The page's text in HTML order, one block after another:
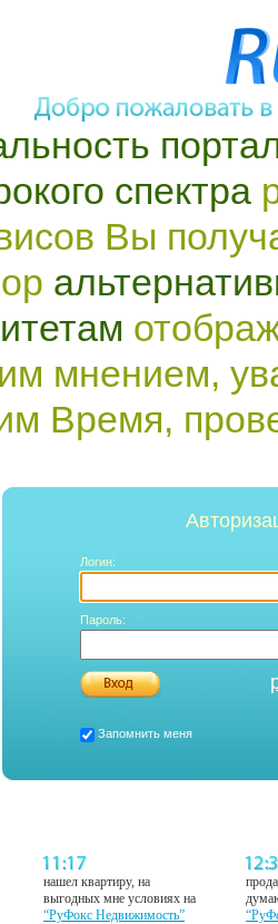
спектра
Вы
мнением,
Время,
Логин:
Пароль:
Запомнить меня
нашел квартиру, на
выгодных мне условиях на
“РуФокс Недвижимость”